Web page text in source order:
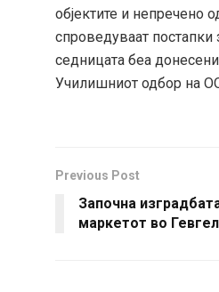
објектите и непречено
спроведуваат постапки
седницата беа
Училишниот одбор на
Previous Post
Започна
маркетот во